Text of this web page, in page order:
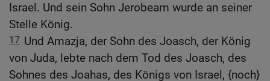
Israel. Und sein Sohn Jerobeam wurde an seiner
Stelle König.
17 Und Amazja, der Sohn des Joasch, der König
von Juda, lebte nach dem Tod des Joasch, des
Sohnes des Joahas, des Königs von Israel, {noch}